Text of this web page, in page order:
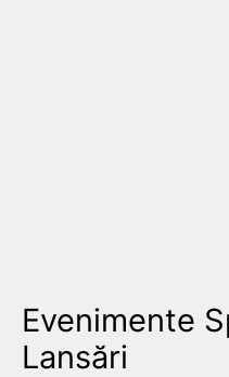
Evenimente
Lansări